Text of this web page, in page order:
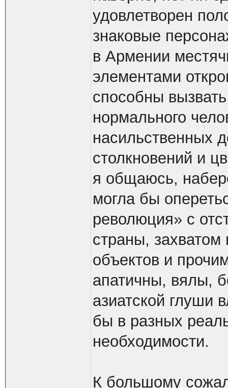
удовлетворен
знаковые
в Армении
элементами
способны
нормального
насильственных
столкновений и
я общаюсь,
могла бы
революция» с
страны, захватом
объектов и
апатичны, вялы,
азиатской глуши
бы в разных
необходимости.
К большому